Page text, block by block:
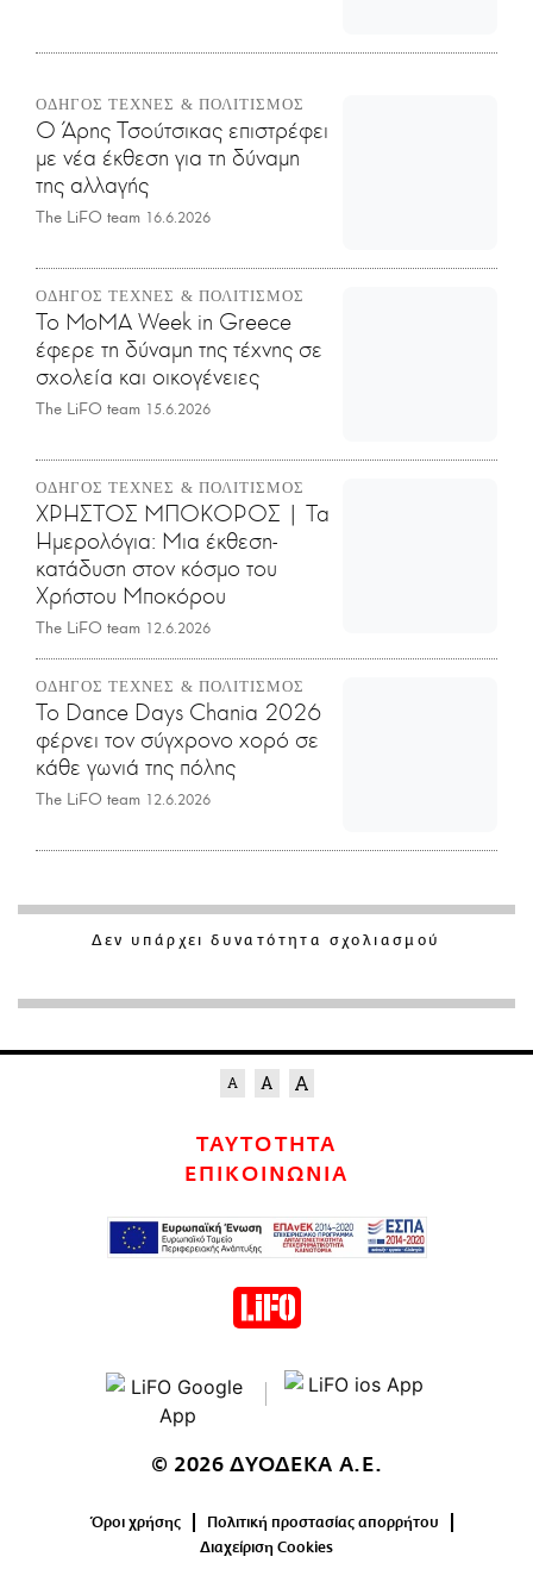
ΟΔΗΓΟΣ ΤΕΧΝΕΣ & ΠΟΛΙΤΙΣΜΟΣ
Ο Άρης Τσούτσικας επιστρέφει
με νέα έκθεση για τη δύναμη
της αλλαγής
The LiFO team 16.6.2026
ΟΔΗΓΟΣ ΤΕΧΝΕΣ & ΠΟΛΙΤΙΣΜΟΣ
Το MoMA Week in Greece
έφερε τη δύναμη της τέχνης σε
σχολεία και οικογένειες
The LiFO team 15.6.2026
ΟΔΗΓΟΣ ΤΕΧΝΕΣ & ΠΟΛΙΤΙΣΜΟΣ
ΧΡΗΣΤΟΣ ΜΠΟΚΟΡΟΣ | Τα
Ημερολόγια: Μια έκθεση-
κατάδυση στον κόσμο του
Χρήστου Μποκόρου
The LiFO team 12.6.2026
ΟΔΗΓΟΣ ΤΕΧΝΕΣ & ΠΟΛΙΤΙΣΜΟΣ
Το Dance Days Chania 2026
φέρνει τον σύγχρονο χορό σε
κάθε γωνιά της πόλης
The LiFO team 12.6.2026
Δεν υπάρχει δυνατότητα σχολιασμού
ΤΑΥΤΟΤΗΤΑ
ΕΠΙΚΟΙΝΩΝΙΑ
© 2026 ΔΥΟΔΕΚΑ Α.Ε.
Όροι χρήσης
Πολιτική προστασίας απορρήτου
Διαχείριση Cookies